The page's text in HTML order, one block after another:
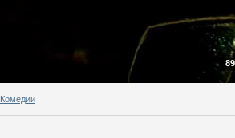
Комедии